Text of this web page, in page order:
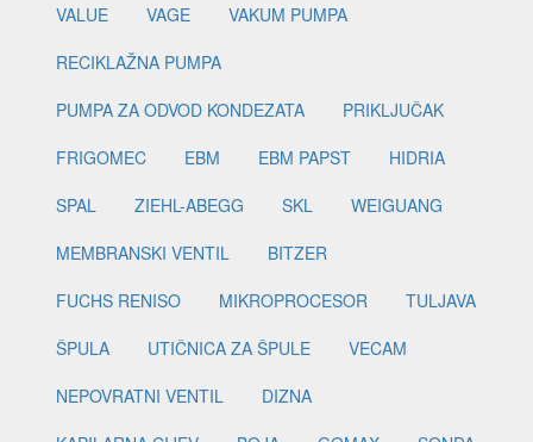
VALUE
VAGE
VAKUM PUMPA
RECIKLAŽNA PUMPA
PUMPA ZA ODVOD KONDEZATA
PRIKLJUČAK
FRIGOMEC
EBM EBM PAPST
HIDRIA
SPAL
ZIEHL-ABEGG SKL
WEIGUANG
MEMBRANSKI VENTIL
BITZER
FUCHS RENISO
MIKROPROCESOR
TULJAVA
ŠPULA
UTIČNICA ZA ŠPULE
VECAM
NEPOVRATNI VENTIL
DIZNA